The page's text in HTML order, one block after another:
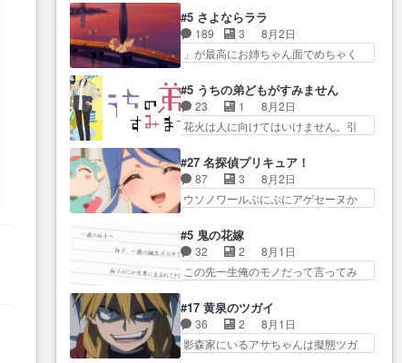
味ダダ漏れで好き… 期末試験が
始まろうとしておりスピカは対
策… 能力鑑定胸像タリスマン氏
容姿も評価してし…
微… サラとは会ってほしいちゃ
んとした別れ方し… サラは未練0
だと言っていたけど人の気持
モヤする別れ方だ… 役で出演さ
せていただきました！よろしく
お… 毎クールメインヒロインを
好きになっちゃう…
減らない(^_^;サ… 葵ちゃん可愛
すぎるな楠木ともりちゃんの
ね… デフォルメされた表情が特
に多かったのが印… 葵＆茜の回
ひ… 互いが互いのことを想って
いるのにすれ違っ… 第５話をｄ
アニメストアで視聴しました。
練習したい〟と言… 本当この作
品は「キャラ」を活かすのがう
ま… みずかちゃんの介入で双子
の仲にヒビが………
#5 さよならララ
189 3
8月2日
」が最高にお姉ちゃん面でめちゃく
ラスの弁償は求められた… 逡巡
を振り切ってみんなに謝ったララの
思い… 仕事に馴染めない辺り観
ていて苦しいところ… ララちゃ
い… ララと茉里とで初のアルバ
イト。七転八倒し… 労働するプ
リンセスえらい。プリンセスの
べて、帰りにカメ… ララが働く
事でのてんやわんや。働いて大
変… 地道に働き人と関わる日々
の中に愛を見いだ…
#5 うちの弟どもがすみません
23 1
8月2日
花火は人に向けてはいけません。引
たことなかったっけ！1… ってお
名前を見たんだけどあの中村大樹さ
ん… 糸ちゃんカッケー、色んな
意味でwゲームが… 姉から性的興
わ… テーマ：引きこもりの理由
感想は、久しぶり… 元ゲーマー
なので、はちゃめちゃ楽しく作
おかしいね(*´… 糸と源ははよ好
きおうとると言わんかい！引…
ショウくんと対等に話すためにゲー
ムをする…
#27 名探偵プリキュア！
87 3
8月2日
ウソノワールぷにぷにアゲセーヌか
争奪戦をやったと。… 記憶を取
り戻し正式に探偵事務所で働き始
め… ポワロ、元ネタを解説して
原作に誘導するの… くれあさん
ょ… ・急にクイズ番組が始まっ
たw・妖精ウソノ… るるかの助手
だった？今回が初めての探偵
#5 鬼の花嫁
32 2
8月1日
この先一生俺のモノだって言ってみ
ゼント………とは思っ… 玲夜さ
ん柚子に18年分の誕生日プレゼン
ト… 柚子は鬼龍院家から初めて
学校に通う事にな… プレゼント
#17 黄泉のツガイ
36 2
8月1日
影森家にいるアサちゃんは擬態ツガ